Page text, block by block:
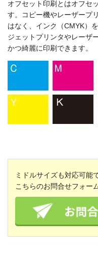
オフセット印刷とはオフセ
す。コピー機やレーザープ
はなく、インク（CMYK）
ジェットプリンタやレーザ
かつ綺麗に印刷できます。
ミドルサイズも対応可能
こちらのお問合せフォー